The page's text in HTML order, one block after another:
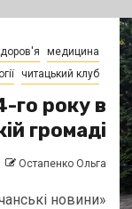
медицина
читацький клуб
го року в
громаді
Остапенко Ольга
новини»